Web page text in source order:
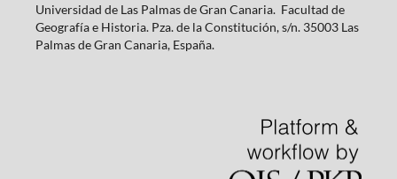
Universidad de Las Palmas de Gran Canaria. Facultad de
Geografía e Historia. Pza. de la Constitución, s/n. 35003 Las
Palmas de Gran Canaria, España.